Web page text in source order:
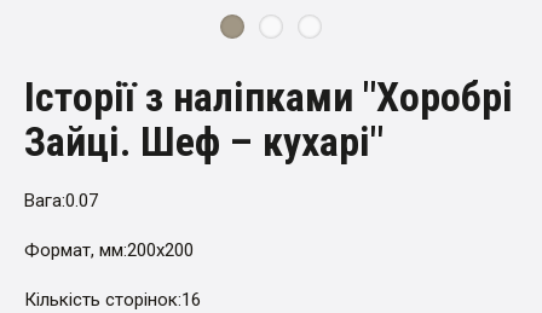
Історії з наліпками "Хоробрі
Зайці. Шеф – кухарі"
Вага:0.07
Формат, мм:200х200
Кількість сторінок:16